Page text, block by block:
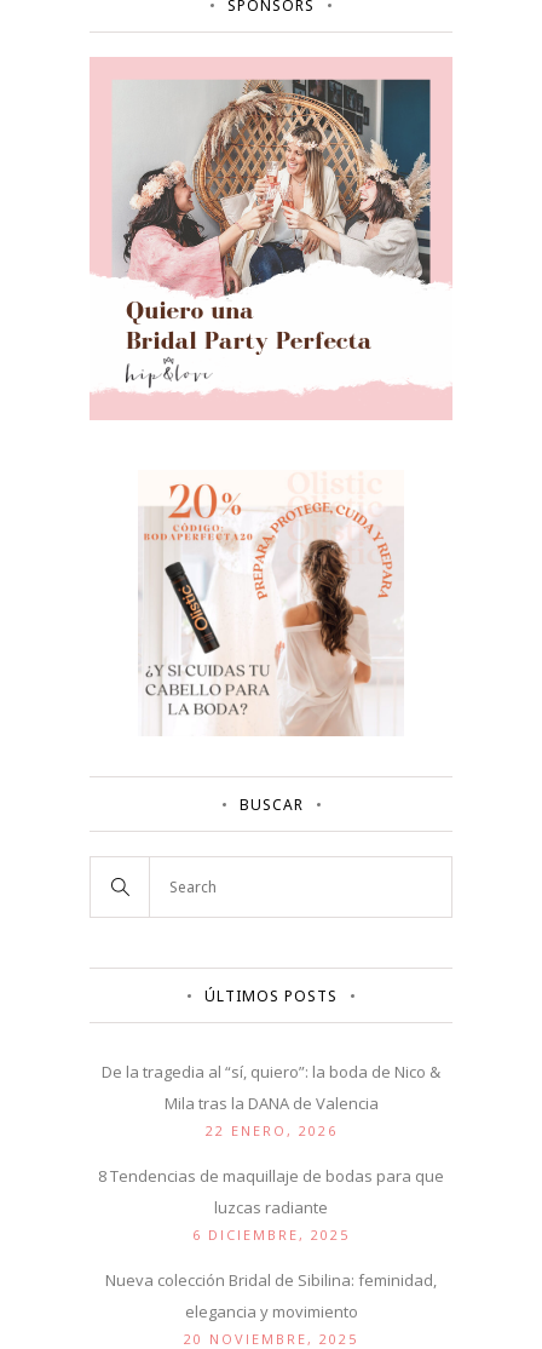
SPONSORS
BUSCAR
ÚLTIMOS POSTS
De la tragedia al “sí, quiero”: la boda de Nico &
Mila tras la DANA de Valencia
22 ENERO, 2026
8 Tendencias de maquillaje de bodas para que
luzcas radiante
6 DICIEMBRE, 2025
Nueva colección Bridal de Sibilina: feminidad,
elegancia y movimiento
20 NOVIEMBRE, 2025